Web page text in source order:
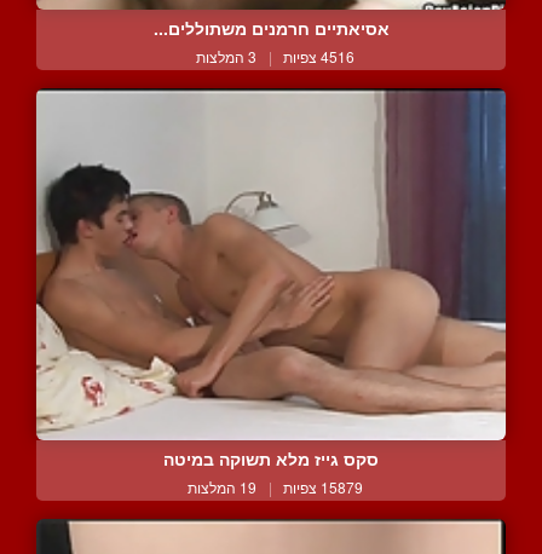
אסיאתיים חרמנים משתוללים...
4516 צפיות | 3 המלצות
סקס גייז מלא תשוקה במיטה
15879 צפיות | 19 המלצות